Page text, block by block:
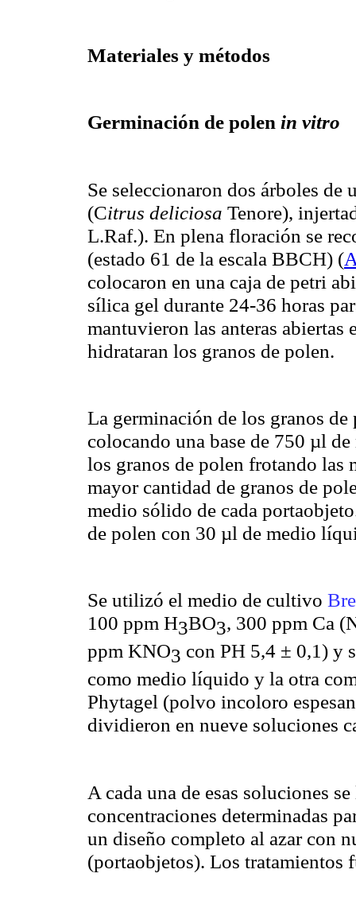
Materiales y métodos
Germinación de polen in vitro
Se seleccionaron dos árboles de
(Citrus deliciosa Tenore),
L.Raf.). En plena floración se
(estado 61 de la escala BBCH) (
colocaron en una caja de petri
sílica gel durante 24-36 horas
mantuvieron las anteras abiertas
hidrataran los granos de polen.
La germinación de los granos
colocando una base de 750 µl
los granos de polen frotando las
mayor cantidad de granos de
medio sólido de cada
de polen con 30 µl de medio
Se utilizó el medio de cultivo
100 ppm H3BO3, 300 ppm Ca
ppm KNO3 con PH 5,4 ± 0,1) y
como medio líquido y la otra
Phytagel (polvo incoloro
dividieron en nueve soluciones
A cada una de esas soluciones
concentraciones determinadas
un diseño completo al azar con
(portaobjetos). Los tratamientos